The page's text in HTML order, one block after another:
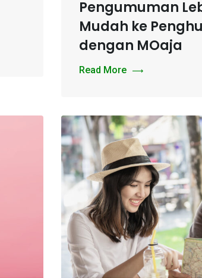
Pengumuman
Mudah ke
dengan MOaja
Read More